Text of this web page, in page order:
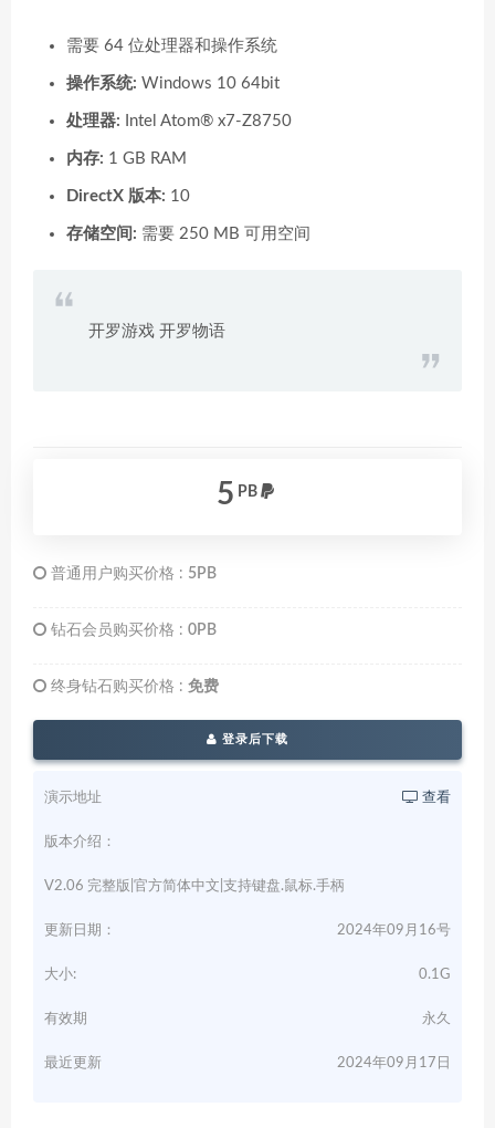
需要 64 位处理器和操作系统
操作系统: Windows 10 64bit
处理器: Intel Atom® x7-Z8750
内存: 1 GB RAM
DirectX 版本: 10
存储空间: 需要 250 MB 可用空间
开罗游戏 开罗物语
5 PB
普通用户购买价格 : 5PB
钻石会员购买价格 : 0PB
终身钻石购买价格 : 免费
登录后下载
演示地址 查看
版本介绍：
V2.06 完整版|官方简体中文|支持键盘.鼠标.手柄
更新日期： 2024年09月16号
大小: 0.1G
有效期 永久
最近更新 2024年09月17日